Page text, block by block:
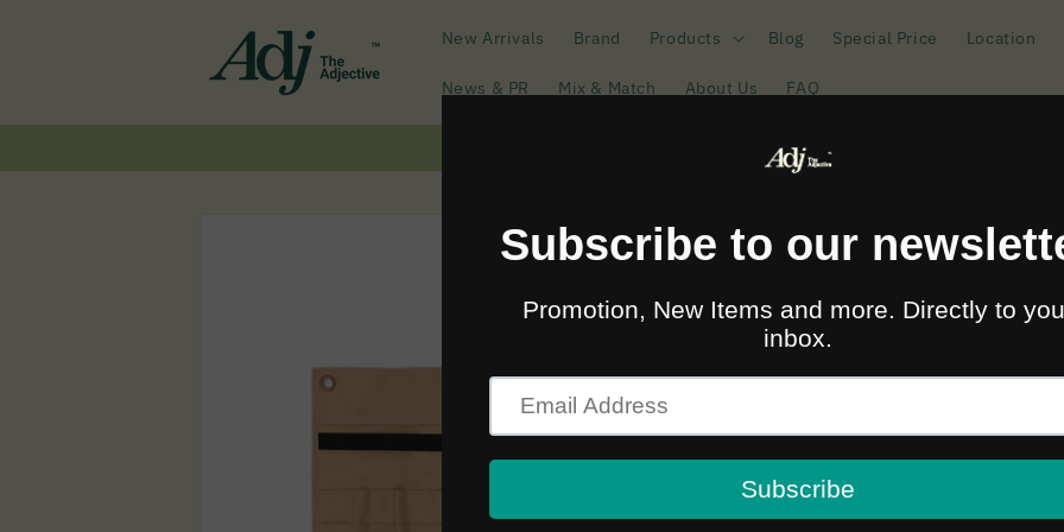
New Arrivals Brand Products Blog Special Price Location
News & PR Mix & Match About Us FAQ
🚛🆓 ส่งฟรีทั่วไทยเมื่อซื้อครบ 2,000.-
CHUMS Logo Kitchen
price
Taxes included.
Quantity
Decrease
Increase